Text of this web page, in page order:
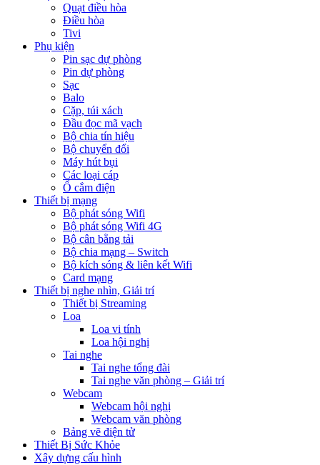
Quạt điều hòa
Điều hòa
Tivi
Phụ kiện
Pin sạc dự phòng
Pin dự phòng
Sạc
Balo
Cặp, túi xách
Đầu đọc mã vạch
Bộ chia tín hiệu
Bộ chuyển đổi
Máy hút bụi
Các loại cáp
Ổ cắm điện
Thiết bị mạng
Bộ phát sóng Wifi
Bộ phát sóng Wifi 4G
Bộ cân bằng tải
Bộ chia mạng – Switch
Bộ kích sóng & liên kết Wifi
Card mạng
Thiết bị nghe nhìn, Giải trí
Thiết bị Streaming
Loa
Loa vi tính
Loa hội nghị
Tai nghe
Tai nghe tổng đài
Tai nghe văn phòng – Giải trí
Webcam
Webcam hội nghị
Webcam văn phòng
Bảng vẽ điện tử
Thiết Bị Sức Khỏe
Xây dựng cấu hình